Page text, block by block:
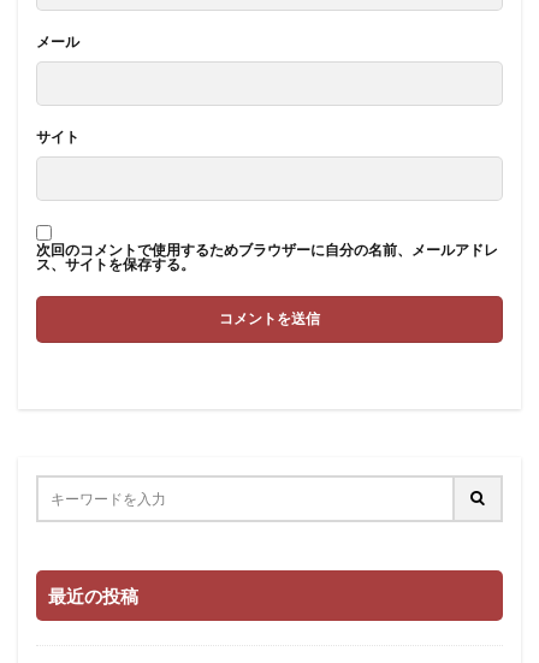
メール
サイト
次回のコメントで使用するためブラウザーに自分の名前、メールアドレ
ス、サイトを保存する。
最近の投稿